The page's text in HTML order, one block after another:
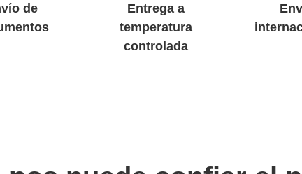
de
Entrega a
temperatura
controlada